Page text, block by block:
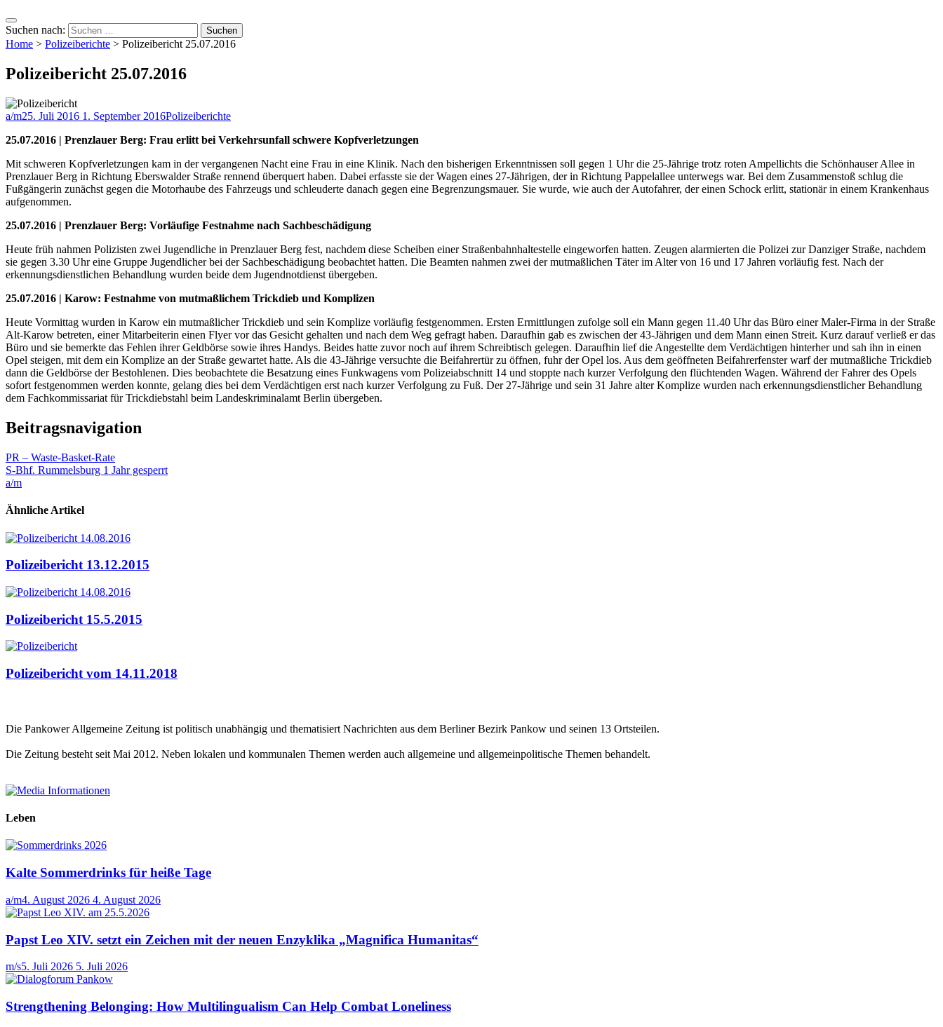
Suchen nach:
Home > Polizeiberichte > Polizeibericht 25.07.2016
Polizeibericht 25.07.2016
a/m25. Juli 2016 1. September 2016Polizeiberichte
25.07.2016 | Prenzlauer Berg: Frau erlitt bei Verkehrsunfall schwere Kopfverletzungen
Mit schweren Kopfverletzungen kam in der vergangenen Nacht eine Frau in eine Klinik. Nach den bisherigen Erkenntnissen soll gegen 1 Uhr die 25-Jährige trotz roten Ampellichts die Schönhauser Allee in
Prenzlauer Berg in Richtung Eberswalder Straße rennend überquert haben. Dabei erfasste sie der Wagen eines 27-Jährigen, der in Richtung Pappelallee unterwegs war. Bei dem Zusammenstoß schlug die
Fußgängerin zunächst gegen die Motorhaube des Fahrzeugs und schleuderte danach gegen eine Begrenzungsmauer. Sie wurde, wie auch der Autofahrer, der einen Schock erlitt, stationär in einem Krankenhaus
aufgenommen.
25.07.2016 | Prenzlauer Berg: Vorläufige Festnahme nach Sachbeschädigung
Heute früh nahmen Polizisten zwei Jugendliche in Prenzlauer Berg fest, nachdem diese Scheiben einer Straßenbahnhaltestelle eingeworfen hatten. Zeugen alarmierten die Polizei zur Danziger Straße, nachdem
sie gegen 3.30 Uhr eine Gruppe Jugendlicher bei der Sachbeschädigung beobachtet hatten. Die Beamten nahmen zwei der mutmaßlichen Täter im Alter von 16 und 17 Jahren vorläufig fest. Nach der
erkennungsdienstlichen Behandlung wurden beide dem Jugendnotdienst übergeben.
25.07.2016 | Karow: Festnahme von mutmaßlichem Trickdieb und Komplizen
Heute Vormittag wurden in Karow ein mutmaßlicher Trickdieb und sein Komplize vorläufig festgenommen. Ersten Ermittlungen zufolge soll ein Mann gegen 11.40 Uhr das Büro einer Maler-Firma in der Straße
Alt-Karow betreten, einer Mitarbeiterin einen Flyer vor das Gesicht gehalten und nach dem Weg gefragt haben. Daraufhin gab es zwischen der 43-Jährigen und dem Mann einen Streit. Kurz darauf verließ er das
Büro und sie bemerkte das Fehlen ihrer Geldbörse sowie ihres Handys. Beides hatte zuvor noch auf ihrem Schreibtisch gelegen. Daraufhin lief die Angestellte dem Verdächtigen hinterher und sah ihn in einen
Opel steigen, mit dem ein Komplize an der Straße gewartet hatte. Als die 43-Jährige versuchte die Beifahrertür zu öffnen, fuhr der Opel los. Aus dem geöffneten Beifahrerfenster warf der mutmaßliche Trickdieb
dann die Geldbörse der Bestohlenen. Dies beobachtete die Besatzung eines Funkwagens vom Polizeiabschnitt 14 und stoppte nach kurzer Verfolgung den flüchtenden Wagen. Während der Fahrer des Opels
sofort festgenommen werden konnte, gelang dies bei dem Verdächtigen erst nach kurzer Verfolgung zu Fuß. Der 27-Jährige und sein 31 Jahre alter Komplize wurden nach erkennungsdienstlicher Behandlung
dem Fachkommissariat für Trickdiebstahl beim Landeskriminalamt Berlin übergeben.
Beitragsnavigation
PR – Waste-Basket-Rate
S-Bhf. Rummelsburg 1 Jahr gesperrt
a/m
Ähnliche Artikel
Polizeibericht 13.12.2015
Polizeibericht 15.5.2015
Polizeibericht vom 14.11.2018
Die Pankower Allgemeine Zeitung ist politisch unabhängig und thematisiert Nachrichten aus dem Berliner Bezirk Pankow und seinen 13 Ortsteilen.
Die Zeitung besteht seit Mai 2012. Neben lokalen und kommunalen Themen werden auch allgemeine und allgemeinpolitische Themen behandelt.
Leben
Kalte Sommerdrinks für heiße Tage
a/m4. August 2026 4. August 2026
Papst Leo XIV. setzt ein Zeichen mit der neuen Enzyklika „Magnifica Humanitas“
m/s5. Juli 2026 5. Juli 2026
Strengthening Belonging: How Multilingualism Can Help Combat Loneliness